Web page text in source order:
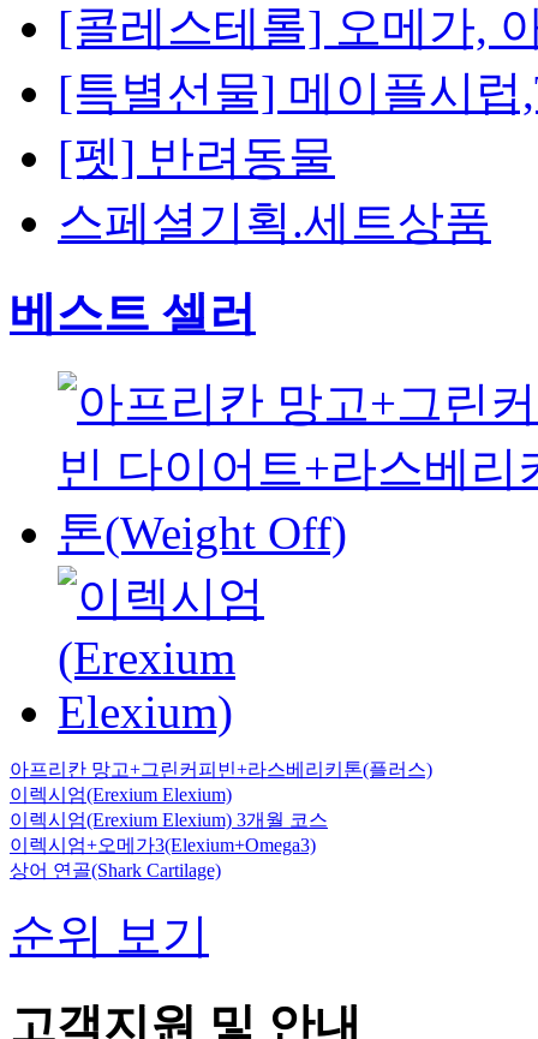
[콜레스테롤] 오메가,
[특별선물] 메이플시럽
[펫] 반려동물
스페셜기획.세트상품
베스트 셀러
아프리칸 망고+그린커피빈+라스베리키톤(플러스)
이렉시엄(Erexium Elexium)
이렉시엄(Erexium Elexium) 3개월 코스
이렉시엄+오메가3(Elexium+Omega3)
상어 연골(Shark Cartilage)
순위 보기
고객지원 및 안내